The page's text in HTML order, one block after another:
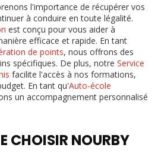
l'importance de récupérer vos
à conduire en toute légalité.
est conçu pour vous aider à
efficace et rapide. En tant
de points, nous offrons des
spécifiques. De plus, notre Service
facilite l'accès à nos formations,
En tant qu'Auto-école
un accompagnement personnalisé
CHOISIR NOURBY